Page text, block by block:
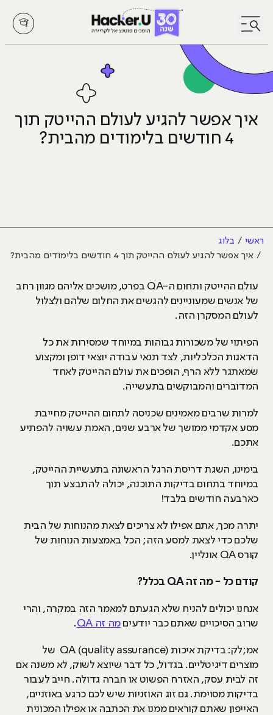
לחץ לפתיחת/סגירת תפריט
איך אפשר להגיע לעולם ההייטק תוך
4 חודשים בלימודים מהבית?
ראשי
בלוג
איך אפשר להגיע לעולם ההייטק תוך 4 חודשים בלימודים מהבית?
עולם ההייטק ותחום ה-QA בפרט, מושכים אליהם מגוון רחב
של אנשים שמעוניינים להגשים את החלום שלהם ולצלול
לעולם המסקרן הזה.
הפיתוי של משכורות גבוהות במיוחד שמסירות את כל
הדאגות הכלכליות, לצד תנאי עבודה יוצאי דופן ומקצוע
שמאתגר ללא הרף, הופכים את עולם ההייטק לאחד
המדוברים והמבוקשים בתעשייה.
למרות שרבים מאמינים שכניסה לתחום ההייטק מחייבת
מסע אקדמי ממושך של ארבע שנים, האמת עשויה להפתיע
אתכם.
בימינו, השגת דריסת הרגל הראשונה בתעשיית ההייטק,
במיוחד בתחום בדיקות התוכנה, יכולה להתבצע תוך
כארבעה חודשים בלבד!
יתרה מכך, אתם אפילו לא צריכים לצאת מהנוחות של הבית
שלכם כדי לצאת למסע הזה; הכל באמצעות הנוחות של
קורס QA אונליין.
קודם כל - מה זהQA בכלל?
אנחנו יכולים להניח שלא הגעתם למאמר הזה במקרה, והרי
שרוב הסיכויים שאתם כבר יודעיםמה זה QA .
אמ;לק: בדיקת איכות QA (quality assurance) של
מוצרים דיגיטליים. בגדול, כל דבר שיוצא לשוק, לא משנה אם
זה לבית עסק, האזרח הפשוט או חברה גדולה. חייב לעבור
בדיקות מסוימת. גם זוג האוזניות שיש לכם כרגע באוזניים,
האייפון שאתם קוראים ממנו את הכתבה או אפילו המכונית